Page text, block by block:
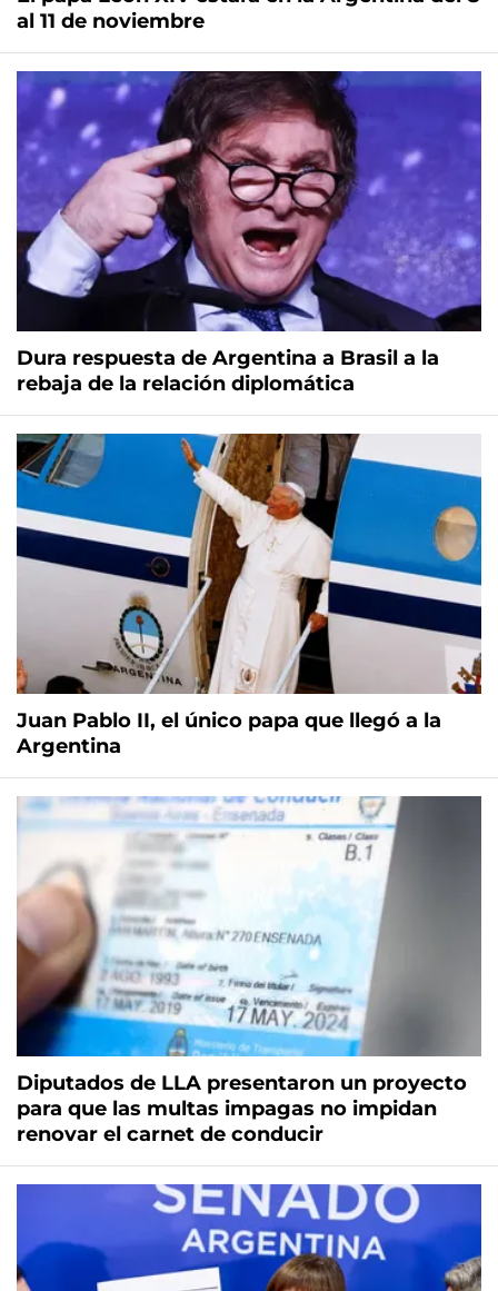
al 11 de noviembre
Dura respuesta de Argentina a Brasil a la
rebaja de la relación diplomática
Juan Pablo II, el único papa que llegó a la
Argentina
Diputados de LLA presentaron un proyecto
para que las multas impagas no impidan
renovar el carnet de conducir